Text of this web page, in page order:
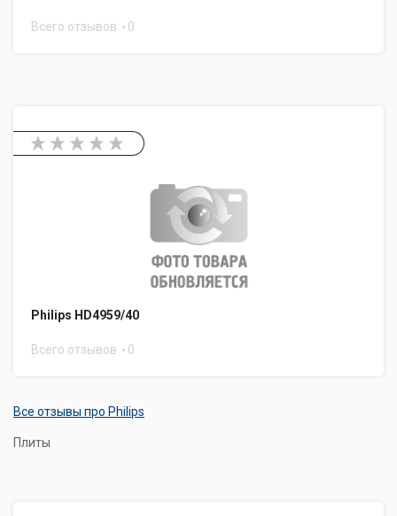
Всего отзывов 0
Philips HD4959/40
Всего отзывов 0
Все отзывы про Philips
Плиты